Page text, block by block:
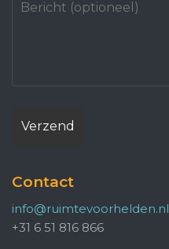
Contact
info@ruimtevoorhelden.nl
+31 6 51 816 866